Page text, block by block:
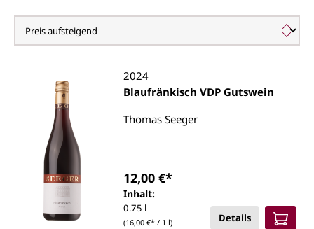
Blaufränkisch/Kekfrankos
2024
Blaufränkisch VDP Gutswein
Thomas Seeger
Inhalt:
0.75 l
(16,00 €* / 1 l)
12,00 €*
Details